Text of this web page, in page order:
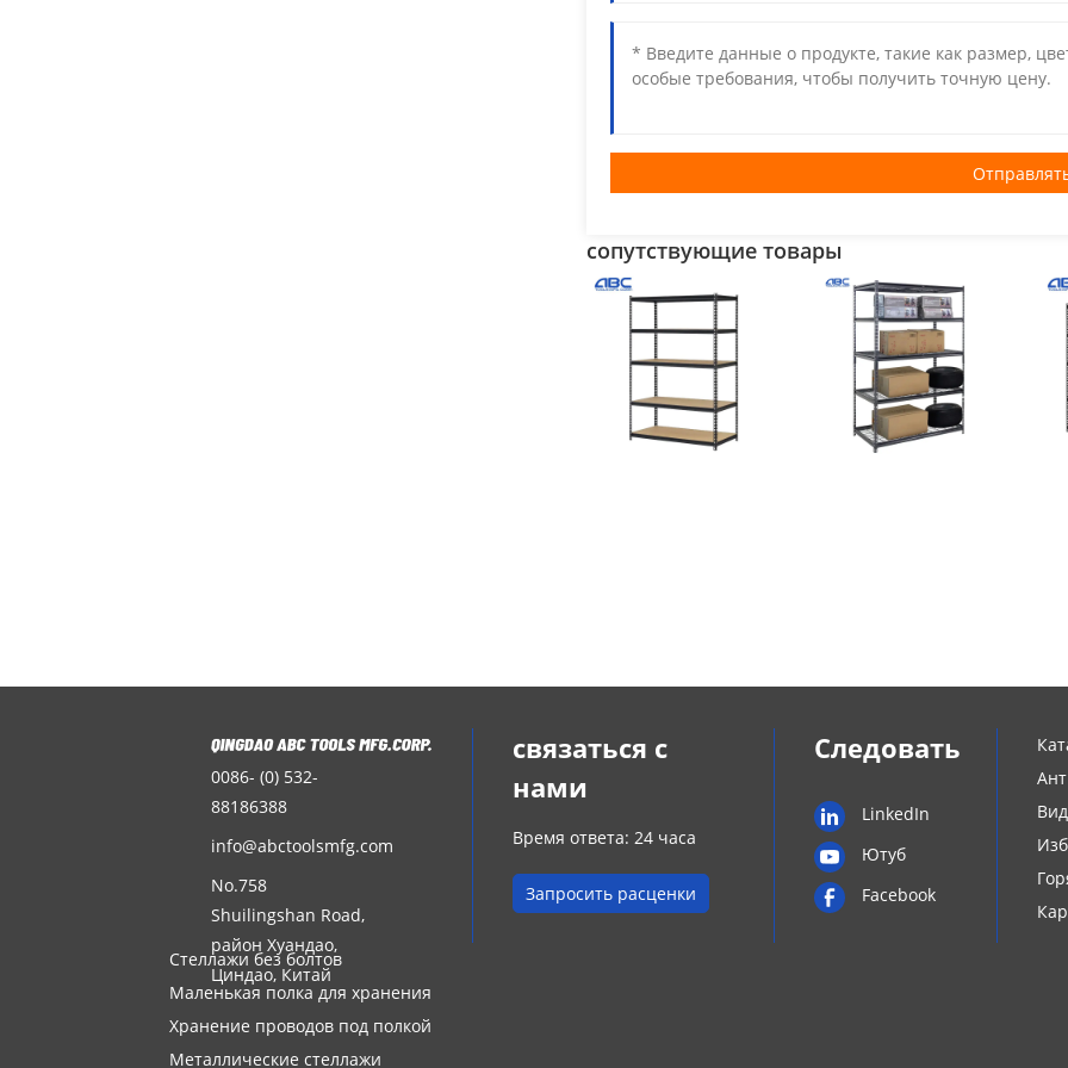
сопутствующие товары
0086- (0) 532-
88186388
info@abctoolsmfg.com
No.758
Shuilingshan Road,
район Хуандао,
Циндао, Китай
связаться с
нами
Время ответа: 24 часа
Запросить расценки
Следовать
LinkedIn
Ютуб
Facebook
Стеллажи без болтов
Маленькая полка для хранения
Хранение проводов под полкой
Металлические стеллажи